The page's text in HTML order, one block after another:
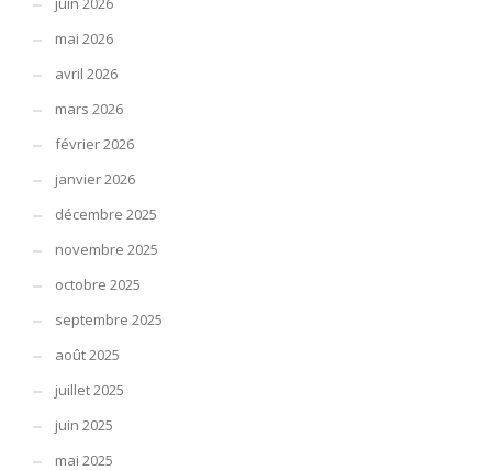
mai 2026
avril 2026
mars 2026
février 2026
janvier 2026
décembre 2025
novembre 2025
octobre 2025
septembre 2025
août 2025
juillet 2025
juin 2025
mai 2025